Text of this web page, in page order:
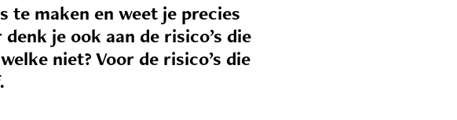
te maken en weet je precies
je ook aan de risico’s die
niet? Voor de risico’s die